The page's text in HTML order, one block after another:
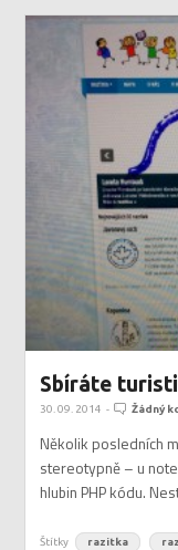
Sbíráte
30. 09. 2014 - Žádný
Několik posledních
stereotypně – u
hlubin PHP kódu.
Štítky razitka